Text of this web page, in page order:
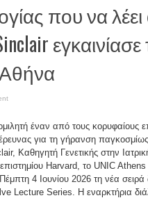
που να λέει
εγκαινίασε
Αθήνα
έναν από τους κορυφαίους
για τη γήρανση
Καθηγητή Γενετικής στην
Harvard, το UNIC Athens
4 Ιουνίου 2026 τη νέα σειρά
Lecture Series. Η εναρκτήρια